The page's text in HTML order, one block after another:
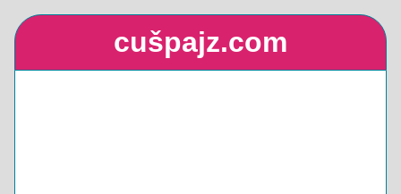
cušpajz.com